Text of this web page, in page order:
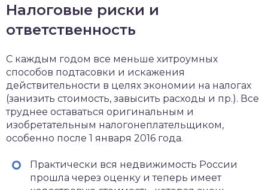
Налоговые риски и
ответственность
С каждым годом все меньше хитроумных
способов подтасовки и искажения
действительности в целях экономии на налогах
(занизить стоимость, завысить расходы и пр.). Все
труднее оставаться оригинальным и
изобретательным налогонеплательщиком,
особенно после 1 января 2016 года.
Практически вся недвижимость России
прошла через оценку и теперь имеет